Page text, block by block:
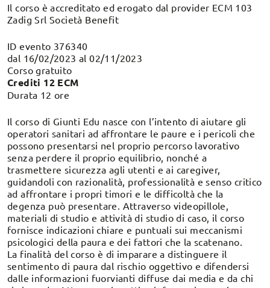
Il corso è accreditato ed erogato dal provider ECM 103
Zadig Srl Società Benefit
ID evento 376340
dal 16/02/2023 al 02/11/2023
Corso gratuito
Crediti 12 ECM
Durata 12 ore
Il corso di Giunti Edu nasce con l’intento di aiutare gli
operatori sanitari ad affrontare le paure e i pericoli che
possono presentarsi nel proprio percorso lavorativo
senza perdere il proprio equilibrio, nonché a
trasmettere sicurezza agli utenti e ai caregiver,
guidandoli con razionalità, professionalità e senso critico
ad affrontare i propri timori e le difficoltà che la
degenza può presentare. Attraverso videopillole,
materiali di studio e attività di studio di caso, il corso
fornisce indicazioni chiare e puntuali sui meccanismi
psicologici della paura e dei fattori che la scatenano.
La finalità del corso è di imparare a distinguere il
sentimento di paura dal rischio oggettivo e difendersi
dalle informazioni fuorvianti diffuse dai media e da chi